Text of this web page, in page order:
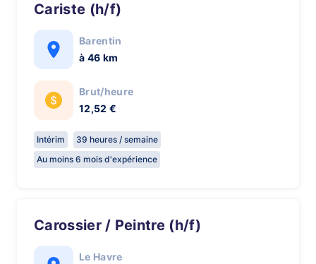
Cariste (h/f)
Barentin
à 46 km
Brut/heure
12,52 €
Intérim
39 heures / semaine
Au moins 6 mois d'expérience
Carossier / Peintre (h/f)
Le Havre